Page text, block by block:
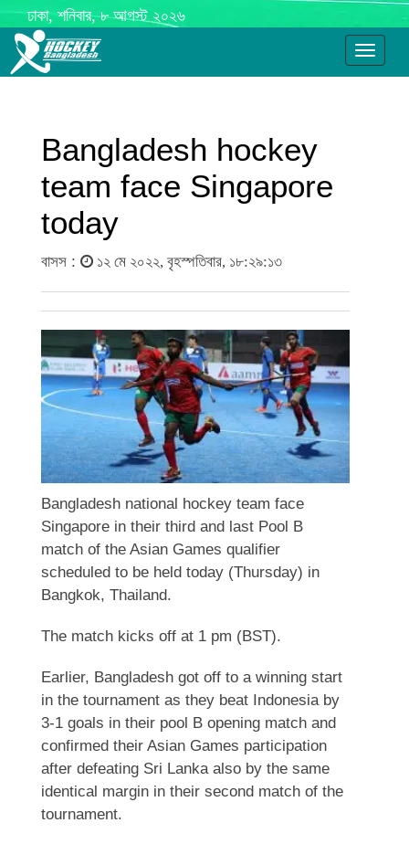
ঢাকা, শনিবার, ৮ আগস্ট ২০২৬
Toggle
Bangladesh hockey
team face Singapore
today
বাসস : ১২ মে ২০২২, বৃহস্পতিবার, ১৮:২৯:১৩
Bangladesh national hockey team face
Singapore in their third and last Pool B
match of the Asian Games qualifier
scheduled to be held today (Thursday) in
Bangkok, Thailand.
The match kicks off at 1 pm (BST).
Earlier, Bangladesh got off to a winning start
in the tournament as they beat Indonesia by
3-1 goals in their pool B opening match and
confirmed their Asian Games participation
after defeating Sri Lanka also by the same
identical margin in their second match of the
tournament.